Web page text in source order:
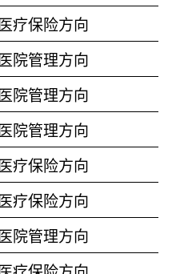
医疗保险方向
医院管理方向
医院管理方向
医院管理方向
医疗保险方向
医疗保险方向
医院管理方向